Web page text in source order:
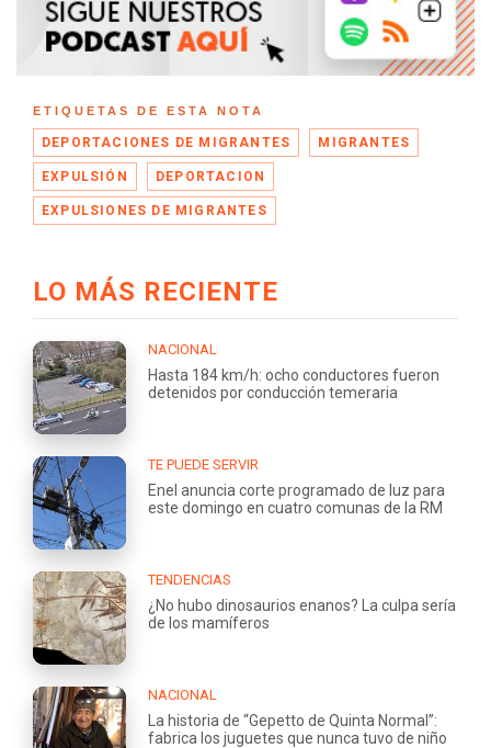
ETIQUETAS DE ESTA NOTA
DEPORTACIONES DE MIGRANTES MIGRANTES
EXPULSIÓN DEPORTACION
EXPULSIONES DE MIGRANTES
LO MÁS RECIENTE
NACIONAL
Hasta 184 km/h: ocho conductores fueron
detenidos por conducción temeraria
TE PUEDE SERVIR
Enel anuncia corte programado de luz para
este domingo en cuatro comunas de la RM
TENDENCIAS
¿No hubo dinosaurios enanos? La culpa sería
de los mamíferos
NACIONAL
La historia de “Gepetto de Quinta Normal”:
fabrica los juguetes que nunca tuvo de niño